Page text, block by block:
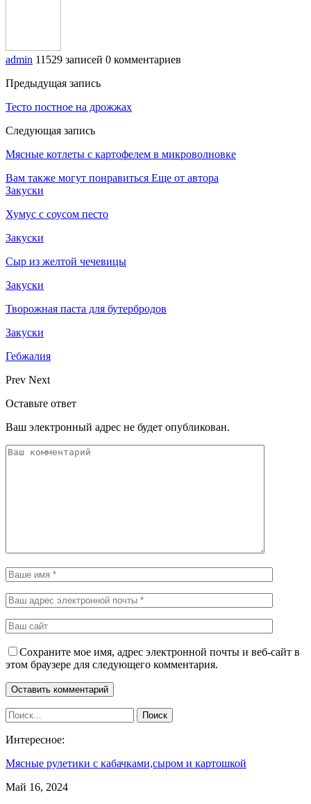
admin 11529 записей 0 комментариев
Предыдущая запись
Тесто постное на дрожжах
Следующая запись
Мясные котлеты с картофелем в микроволновке
Вам также могут понравиться Еще от автора
Закуски
Хумус с соусом песто
Закуски
Сыр из желтой чечевицы
Закуски
Творожная паста для бутербродов
Закуски
Гебжалия
Prev Next
Оставьте ответ
Ваш электронный адрес не будет опубликован.
Сохраните мое имя, адрес электронной почты и веб-сайт в
этом браузере для следующего комментария.
Интересное:
Мясные рулетики с кабачками,сыром и картошкой
Май 16, 2024